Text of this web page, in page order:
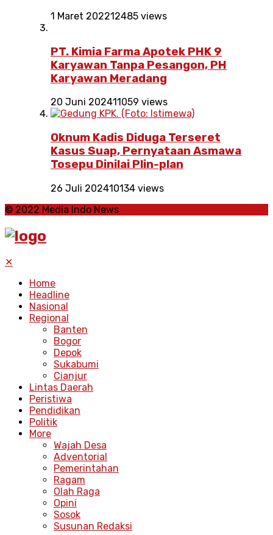
1 Maret 202212485 views
PT. Kimia Farma Apotek PHK 9
Karyawan Tanpa Pesangon, PH
Karyawan Meradang
20 Juni 202411059 views
Oknum Kadis Diduga Terseret
Kasus Suap, Pernyataan Asmawa
Tosepu Dinilai Plin-plan
26 Juli 202410134 views
© 2022 Media Indo News
✕
Home
Headline
Nasional
Regional
Banten
Bogor
Depok
Sukabumi
Cianjur
Lintas Daerah
Peristiwa
Pendidikan
Politik
More
Wajah Desa
Adventorial
Pemerintahan
Ragam
Olah Raga
Opini
Sosok
Susunan Redaksi